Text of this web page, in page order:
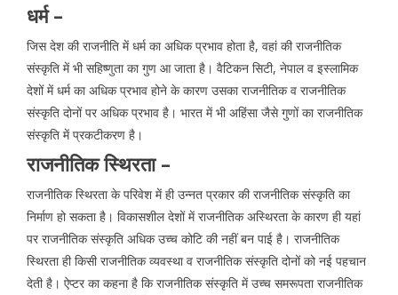
धर्म –
जिस देश की राजनीति में धर्म का अधिक प्रभाव होता है, वहां की राजनीतिक
संस्कृति में भी सहिष्णुता का गुण आ जाता है। वैटिकन सिटी, नेपाल व इस्लामिक
देशों में धर्म का अधिक प्रभाव होने के कारण उसका राजनीतिक व राजनीतिक
संस्कृति दोनों पर अधिक प्रभाव है। भारत में भी अहिंसा जैसे गुणों का राजनीतिक
संस्कृति में प्रकटीकरण है।
राजनीतिक स्थिरता –
राजनीतिक स्थिरता के परिवेश में ही उन्नत प्रकार की राजनीतिक संस्कृति का
निर्माण हो सकता है। विकासशील देशों में राजनीतिक अस्थिरता के कारण ही यहां
पर राजनीतिक संस्कृति अधिक उच्च कोटि की नहीं बन पाई है। राजनीतिक
स्थिरता ही किसी राजनीतिक व्यवस्था व राजनीतिक संस्कृति दोनों को नई पहचान
देती है। ऐप्टर का कहना है कि राजनीतिक संस्कृति में उच्च समरूपता राजनीतिक